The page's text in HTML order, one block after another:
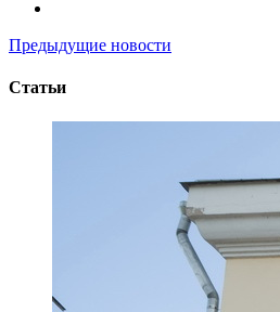
Предыдущие новости
Статьи